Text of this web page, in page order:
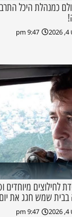
כמנהלת היכל
9:47 pm
לחילוצים
שמש חגג את
9:47 pm